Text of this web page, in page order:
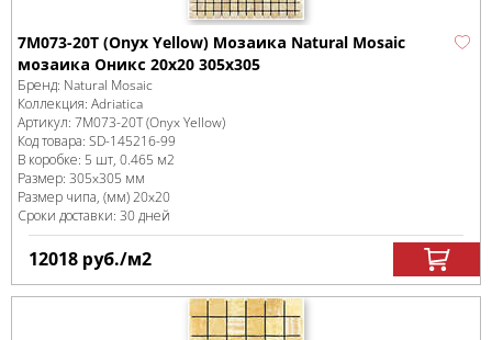
7M073-20T (Onyx Yellow) Мозаика Natural Mosaic
мозаика Оникс 20х20 305х305
Бренд: Natural Mosaic
Коллекция: Adriatica
Артикул: 7M073-20T (Onyx Yellow)
Код товара: SD-145216-99
В коробке: 5 шт, 0.465 м2
Размер: 305x305 мм
Размер чипа, (мм)20x20
Сроки доставки: 30 дней
12018 руб./м2